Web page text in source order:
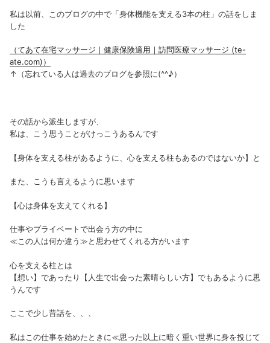
私は以前、このブログの中で「身体機能を支える3本の柱」の話をしま
した
（てあて在宅マッサージ｜健康保険適用｜訪問医療マッサージ (te-
ate.com)）
↑（忘れている人は過去のブログを参照に(^^♪）
その話から派生しますが、
私は、こう思うことがけっこうあるんです
【身体を支える柱があるように、心を支える柱もあるのではないか】と
また、こうも言えるように思います
【心は身体を支えてくれる】
仕事やプライベートで出会う方の中に
≪この人は何か違う≫と思わせてくれる方がいます
心を支える柱とは
【想い】であったり【人生で出会った素晴らしい方】でもあるように思
うんです
ここで少し昔話を、、、
私はこの仕事を始めたときに≪思った以上に暗く重い世界に身を投じて